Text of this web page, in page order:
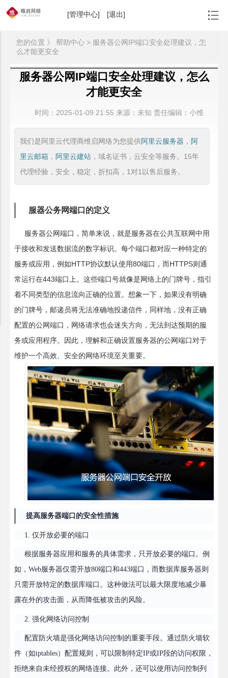
[管理中心] [退出]
您的位置 》 帮助中心 > 服务器公网IP端口安全处理建议，怎
么才能更安全
服务器公网IP端口安全处理建议，怎么
才能更安全
时间： 2025-01-09 21:55 来源： 未知 责任编辑：小维
我们是阿里云代理商维启网络为您提供阿里云服务器 ， 阿
里云邮箱 ， 阿里云建站 ，域名证书，云安全等服务。15年
代理经验，安全，稳定，折扣高，1对1以售后服务。
服器公务网端口的定义
服务器公网端口，简单来说，就是服务器在公共互联网中用
于接收和发送数据流的数字标识。每个端口都对应一种特定的
服务或应用，例如HTTP协议默认使用80端口，而HTTPS则通
常运行在443端口上。这些端口号就像是网络上的门牌号，指引
着不同类型的信息流向正确的位置。想象一下，如果没有明确
的门牌号，邮递员将无法准确地投递信件，同样地，没有正确
配置的公网端口，网络请求也会迷失方向，无法到达预期的服
务或应用程序。因此，理解和正确设置服务器的公网端口对于
维护一个高效、安全的网络环境至关重要。
提高服务器端口的安全性措施
1. 仅开放必要的端口
根据服务器应用和服务的具体需求，只开放必要的端口。例
如，Web服务器仅需开放80端口和443端口，而数据库服务器则
只需开放特定的数据库端口。这种做法可以最大限度地减少暴
露在外的攻击面，从而降低被攻击的风险。
2. 强化网络访问控制
配置防火墙是强化网络访问控制的重要手段。通过防火墙软
件（如iptables）配置规则，可以限制特定IP或IP段的访问权限，
拒绝来自未经授权的网络连接。此外，还可以使用访问控制列